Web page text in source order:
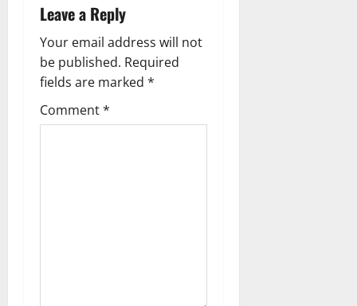
v
i
g
a
Leave a Reply
Your email address will not
be published. Required
fields are marked *
Comment*